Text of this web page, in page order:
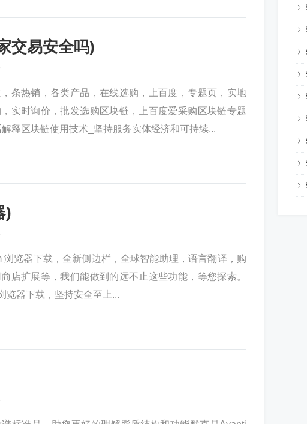
交易安全吗)
条热销，各类产品，在线选购，上百度，专题页，实地
实时询价，批发选购区块链，上百度爱采购区块链专题
释区块链使用技术_坚持服务实体经济和可持续...
)
浏览器下载，全新侧边栏，全球智能助理，语言翻译，购
店扩展等，我们能做到的远不止这些功能，等您探索。
览器下载，坚持安全至上...